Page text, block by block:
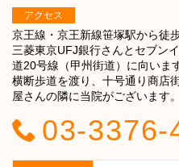
アクセス
京王線・京王新線笹塚駅から徒
三菱東京UFJ銀行さんとセブン
道20号線（甲州街道）に向いま
横断歩道を渡り、十号通り商店
屋さんの隣に当院がございます。
03-3376-